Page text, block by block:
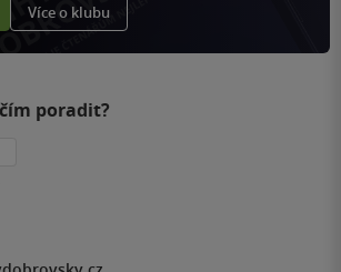
Více o klubu
poradit?